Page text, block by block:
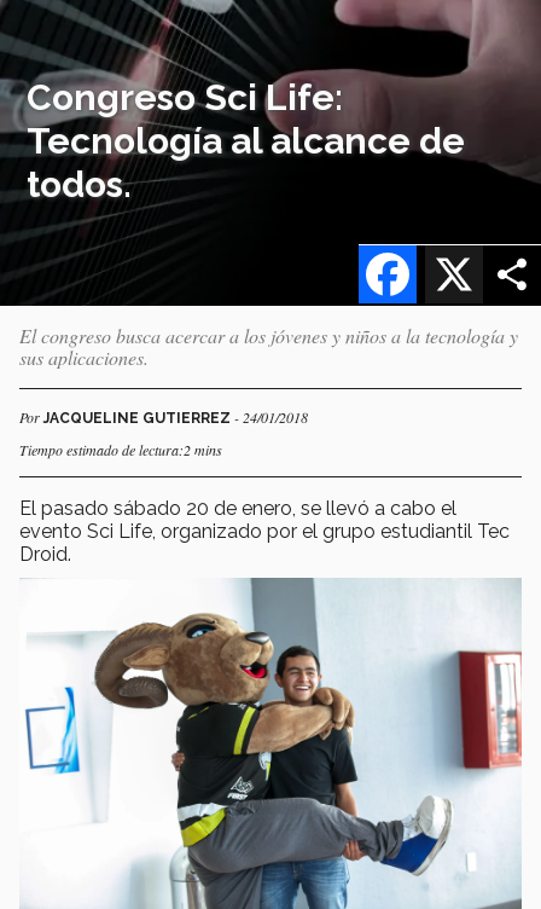
Congreso Sci Life:
Tecnología al alcance de
todos.
X
Facebook
El congreso busca acercar a los jóvenes y niños a la tecnología y
sus aplicaciones.
PorJACQUELINE GUTIERREZ - 24/01/2018
Tiempo estimado de lectura:2 mins
El pasado sábado 20 de enero, se llevó a cabo el
evento Sci Life, organizado por el grupo estudiantil Tec
Droid.